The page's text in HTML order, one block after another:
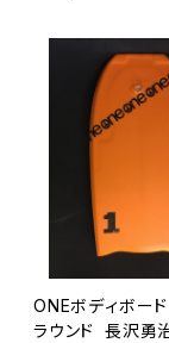
ONEボディボー
ラウンド 長沢勇